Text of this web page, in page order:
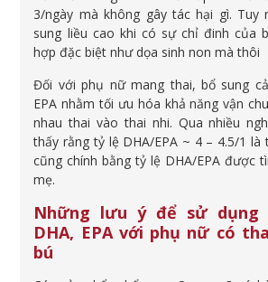
3/ngày mà không gây tác hại gì. Tuy
sung liều cao khi có sự chỉ đinh của
hợp đặc biệt như dọa sinh non mà thôi
Đối với phụ nữ mang thai, bổ sung
EPA nhằm tối ưu hóa khả năng vận
nhau thai vào thai nhi. Qua nhiều
thấy rằng tỷ lệ DHA/EPA ~ 4 – 4.5/1
cũng chính bằng tỷ lệ DHA/EPA được
mẹ.
Những lưu ý để sử dụng
DHA, EPA với phụ nữ có
bú